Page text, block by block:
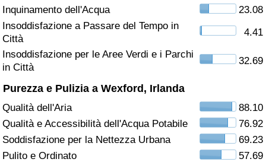
Inquinamento dell'Acqua
23.08
Insoddisfazione a Passare del Tempo in
Città
4.41
Insoddisfazione per le Aree Verdi e i Parchi
in Città
32.69
Purezza e Pulizia a Wexford, Irlanda
Qualità dell'Aria
88.10
Qualità e Accessibilità dell'Acqua Potabile
76.92
Soddisfazione per la Nettezza Urbana
69.23
Pulito e Ordinato
57.69
Indice dell’Assistenza Sanitaria (Corrente)
Indice dell’Assistenza Sanitaria
Indice dell’Assistenza Sanitaria per
Nazione
Inquinamento
Indice dell’Inquinamento (Corrente)